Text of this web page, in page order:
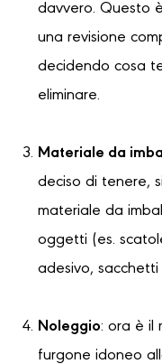
davvero. Questo
una revisione
decidendo cosa
eliminare.
Materiale da
deciso di tenere,
materiale da
oggetti (es.
adesivo,
Noleggio: ora è il
furgone idoneo